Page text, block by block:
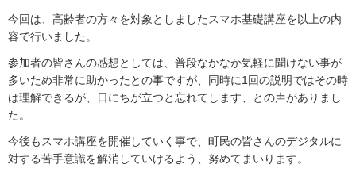
今回は、高齢者の方々を対象としましたスマホ基礎講座を以上の内
容で行いました。
参加者の皆さんの感想としては、普段なかなか気軽に聞けない事が
多いため非常に助かったとの事ですが、同時に1回の説明ではその時
は理解できるが、日にちが立つと忘れてします、との声がありまし
た。
今後もスマホ講座を開催していく事で、町民の皆さんのデジタルに
対する苦手意識を解消していけるよう、努めてまいります。